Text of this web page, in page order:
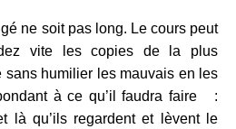
ne soit pas long. Le cours peut
vite les copies de la plus
sans humilier les mauvais en les
à ce qu’il faudra faire :
là qu’ils regardent et lèvent le